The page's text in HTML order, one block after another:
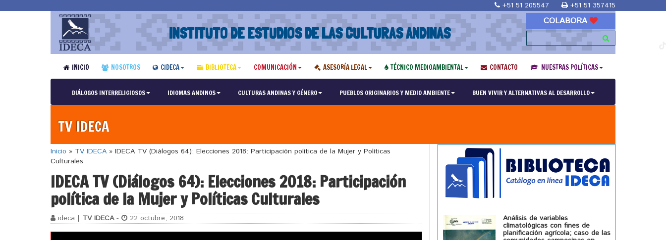
+51 51 205547 +51 51 357415
INSTITUTO DE ESTUDIOS DE LAS CULTURAS ANDINAS
COLABORA
INICIO NOSOTROS CIDECA BIBLIOTECA COMUNICACIÓN ASESORÍA LEGAL TÉCNICO MEDIOAMBIENTAL CONTACTO NUESTRAS POLÍTICAS
DIÁLOGOS INTERRELIGIOSOS IDIOMAS ANDINOS CULTURAS ANDINAS Y GÉNERO PUEBLOS ORIGINARIOS Y MEDIO AMBIENTE BUEN VIVIR Y ALTERNATIVAS AL DESARROLLO
TV IDECA
Inicio » TV IDECA » IDECA TV (Diálogos 64): Elecciones 2018: Participación política de la Mujer y Políticas
Culturales
IDECA TV (Diálogos 64): Elecciones 2018: Participación
política de la Mujer y Políticas Culturales
ideca | TV IDECA- 22 octubre, 2018 Análisis de variables
climatológicas con fines de
planificación agrícola; caso de las